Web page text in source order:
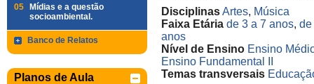
05
Mídias e a questão
socioambiental.
Banco de Relatos
Planos de Aula
DisciplinasArtes, Música
Faixa Etária de 3 a 7 anos, de
anos
Nível de Ensino Ensino
Ensino Fundamental II
Temas transversais